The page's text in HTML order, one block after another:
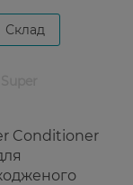
Склад
Conditioner